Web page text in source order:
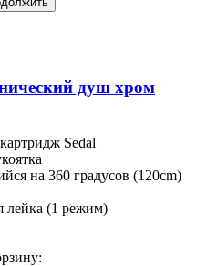
душ хром
Sedal
на 360 градусов (120cm)
лейка (1 режим)